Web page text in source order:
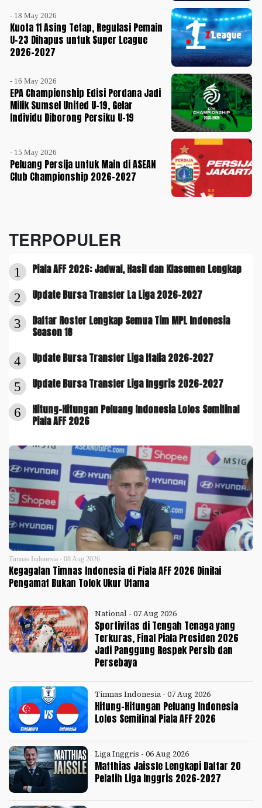
- 18 May 2026
Kuota 11 Asing Tetap, Regulasi Pemain
U-23 Dihapus untuk Super League
2026-2027
- 16 May 2026
EPA Championship Edisi Perdana Jadi
Milik Sumsel United U-19, Gelar
Individu Diborong Persiku U-19
- 15 May 2026
Peluang Persija untuk Main di ASEAN
Club Championship 2026-2027
TERPOPULER
1 Piala AFF 2026: Jadwal, Hasil dan Klasemen Lengkap
2 Update Bursa Transfer La Liga 2026-2027
3
Daftar Roster Lengkap Semua Tim MPL Indonesia
Season 18
4 Update Bursa Transfer Liga Italia 2026-2027
5 Update Bursa Transfer Liga Inggris 2026-2027
6
Hitung-Hitungan Peluang Indonesia Lolos Semifinal
Piala AFF 2026
Timnas Indonesia - 08 Aug 2026
Kegagalan Timnas Indonesia di Piala AFF 2026 Dinilai
Pengamat Bukan Tolok Ukur Utama
National - 07 Aug 2026
Sportivitas di Tengah Tenaga yang
Terkuras, Final Piala Presiden 2026
Jadi Panggung Respek Persib dan
Persebaya
Timnas Indonesia - 07 Aug 2026
Hitung-Hitungan Peluang Indonesia
Lolos Semifinal Piala AFF 2026
Liga Inggris - 06 Aug 2026
Matthias Jaissle Lengkapi Daftar 20
Pelatih Liga Inggris 2026-2027